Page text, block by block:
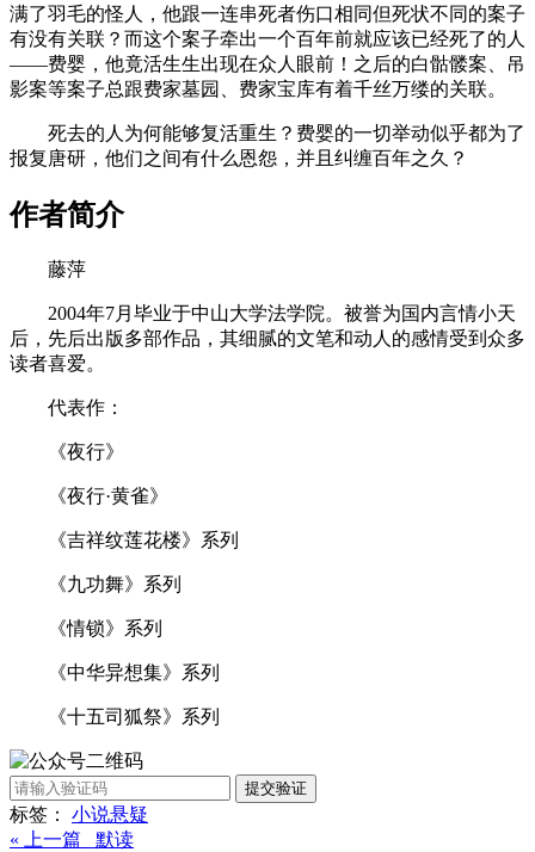
满了羽毛的怪人，他跟一连串死者伤口相同但死状不同的案子
有没有关联？而这个案子牵出一个百年前就应该已经死了的人
——费婴，他竟活生生出现在众人眼前！之后的白骷髅案、吊
影案等案子总跟费家墓园、费家宝库有着千丝万缕的关联。
死去的人为何能够复活重生？费婴的一切举动似乎都为了
报复唐研，他们之间有什么恩怨，并且纠缠百年之久？
作者简介
藤萍
2004年7月毕业于中山大学法学院。被誉为国内言情小天
后，先后出版多部作品，其细腻的文笔和动人的感情受到众多
读者喜爱。
代表作：
《夜行》
《夜行·黄雀》
《吉祥纹莲花楼》系列
《九功舞》系列
《情锁》系列
《中华异想集》系列
《十五司狐祭》系列
提交验证
标签： 小说悬疑
« 上一篇 默读